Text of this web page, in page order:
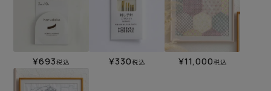
¥693税込 ¥330税込 ¥11,000税込